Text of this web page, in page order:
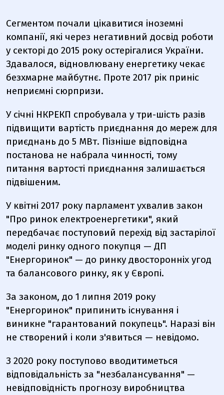
Сегментом почали цікавитися іноземні
компанії, які через негативний досвід роботи
у секторі до 2015 року остерігалися України.
Здавалося, відновлювану енергетику чекає
безхмарне майбутнє. Проте 2017 рік приніс
неприємні сюрпризи.
У січні НКРЕКП спробувала у три-шість разів
підвищити вартість приєднання до мереж для
приєднань до 5 МВт. Пізніше відповідна
постанова не набрала чинності, тому
питання вартості приєднання залишається
підвішеним.
У квітні 2017 року парламент ухвалив закон
"Про ринок електроенергетики", який
передбачає поступовий перехід від застарілої
моделі ринку одного покупця — ДП
"Енергоринок" — до ринку двосторонніх угод
та балансового ринку, як у Європі.
За законом, до 1 липня 2019 року
"Енергоринок" припинить існування і
виникне "гарантований покупець". Наразі він
не створений і коли з'явиться — невідомо.
З 2020 року поступово вводитиметься
відповідальність за "незбалансування" —
невідповідність прогнозу виробництва